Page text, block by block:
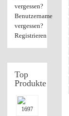
vergessen?
Benutzername
vergessen?
Registrieren
Top
Produkte